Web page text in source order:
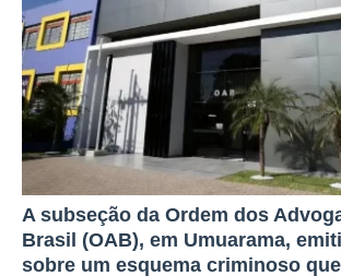
A subseção da Ordem dos
Brasil (OAB), em Umuarama,
sobre um esquema criminoso